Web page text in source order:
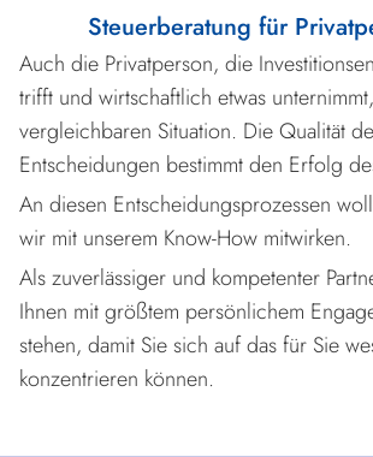
Steuerberatung für
Auch die Privatperson, die
trifft und wirtschaftlich etwas
vergleichbaren Situation. Die Qualität
Entscheidungen bestimmt den Erfolg
An diesen Entscheidungsprozessen
wir mit unserem Know-How mitwirken.
Als zuverlässiger und kompetenter
Ihnen mit größtem persönlichem
stehen, damit Sie sich auf das für Sie
konzentrieren können.